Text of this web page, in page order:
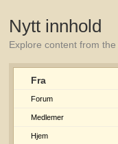
Nytt innhold
Explore content from
Fra
Forum
Medlemer
Hjem